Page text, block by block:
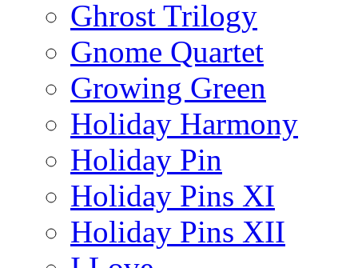
Ghrost Trilogy
Gnome Quartet
Growing Green
Holiday Harmony
Holiday Pin
Holiday Pins XI
Holiday Pins XII